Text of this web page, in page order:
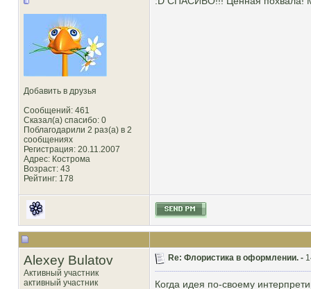
Добавить в друзья
Сообщений: 461
Сказал(а) спасибо: 0
Поблагодарили 2 раз(а) в 2
сообщениях
Регистрация: 20.11.2007
Адрес: Кострома
Возраст: 43
Рейтинг: 178
Alexey Bulatov
Активный участник
активный участник
Re: Флористика в оформлении. -
Когда идея по-своему